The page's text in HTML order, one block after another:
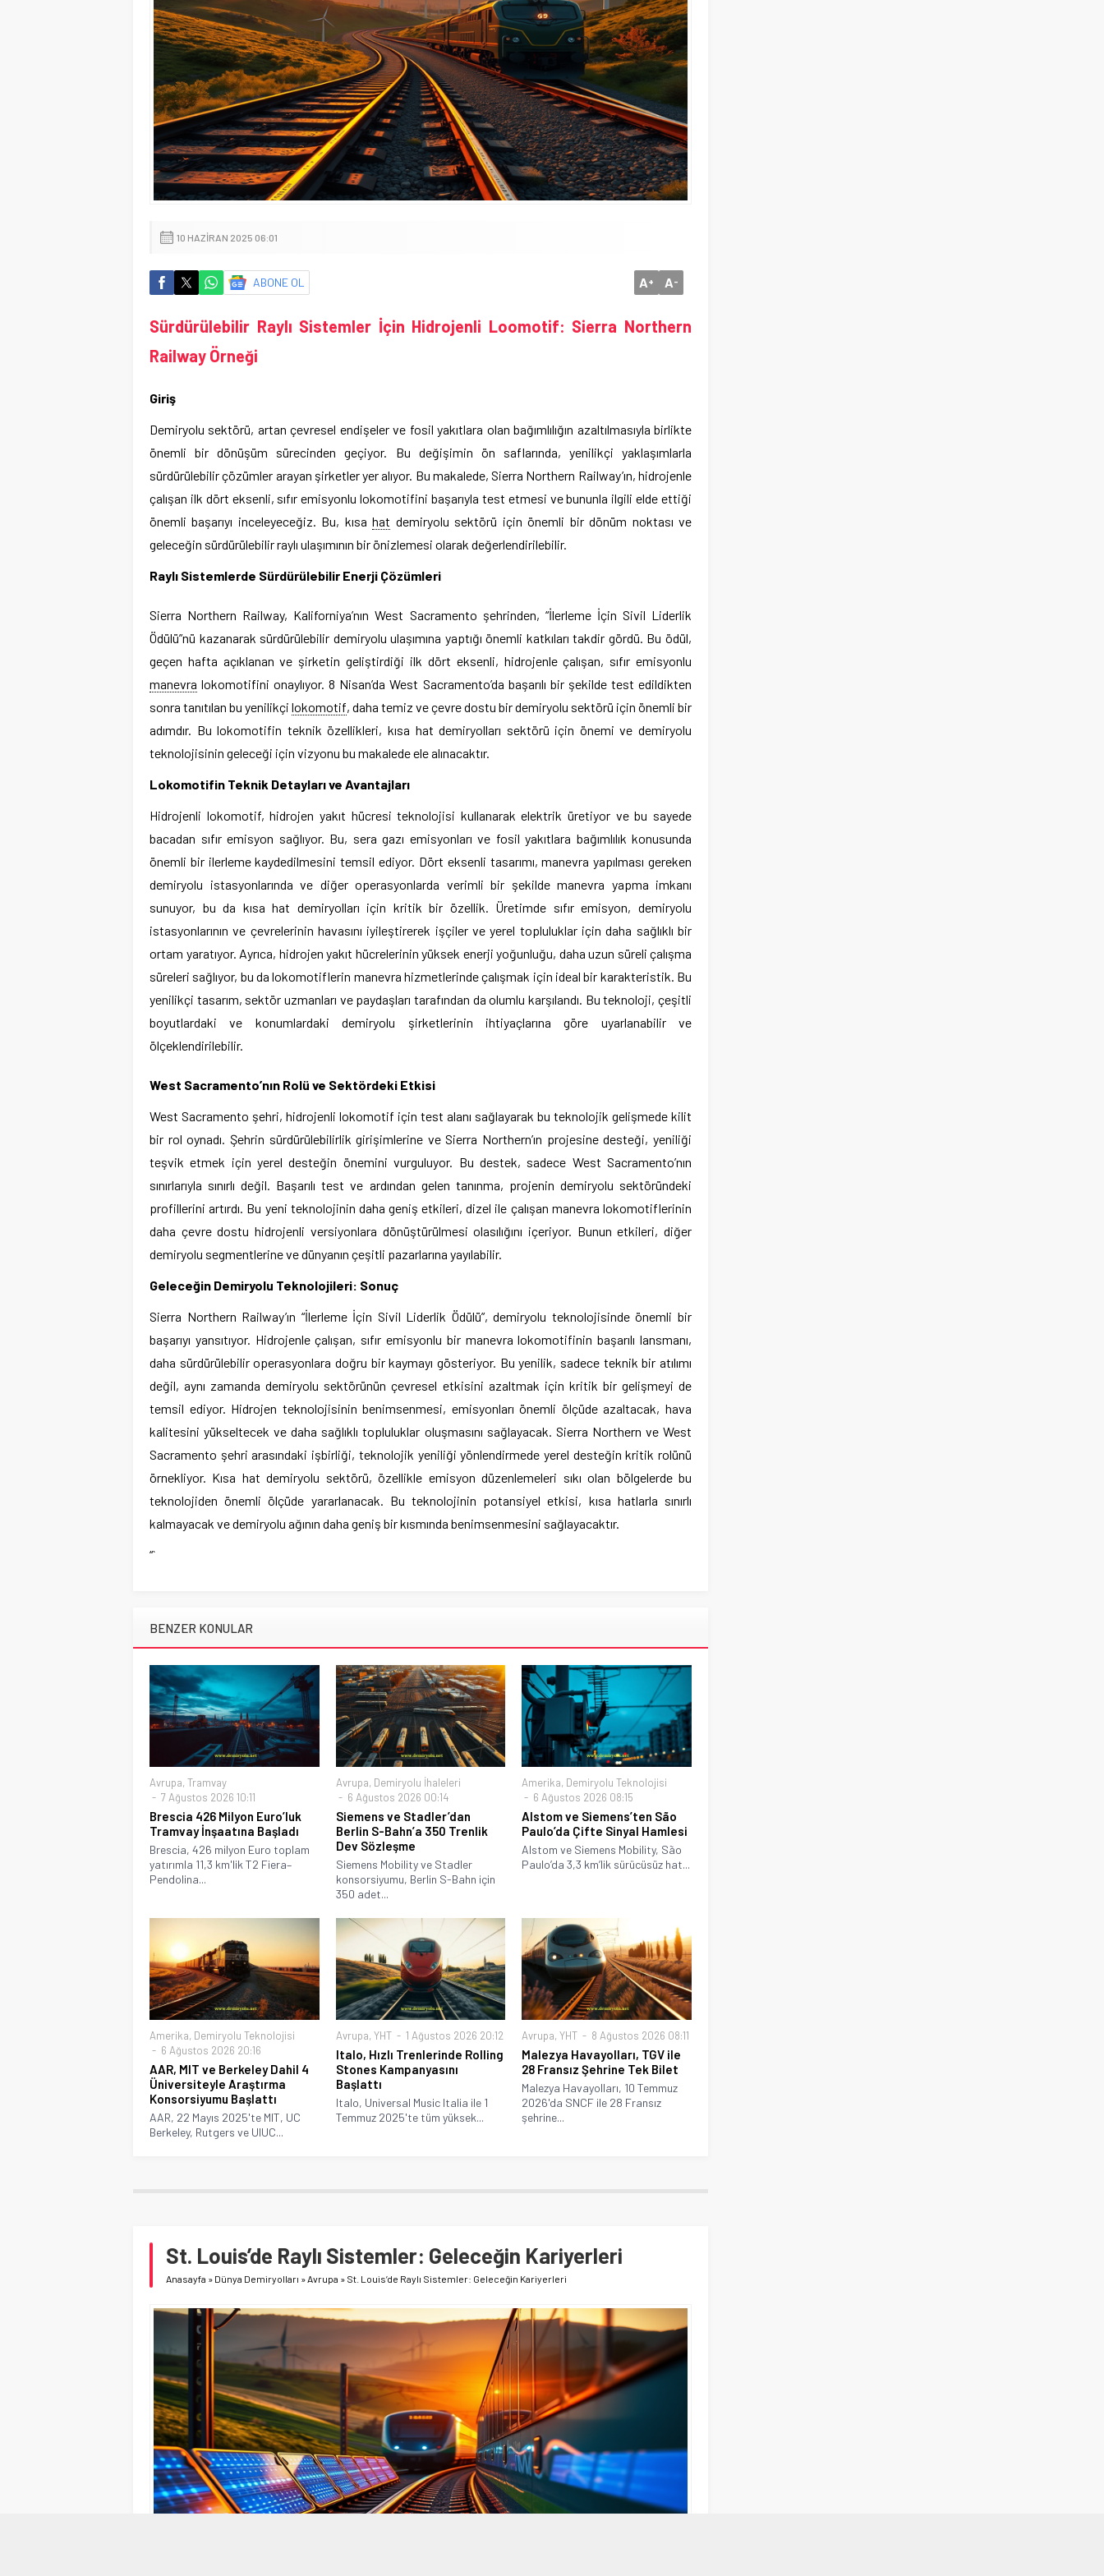
10 HAZIRAN 2025 06:01
ABONE OL A+ A-
Sürdürülebilir Raylı Sistemler İçin Hidrojenli Loomotif: Sierra Northern
Railway Örneği
Giriş
Demiryolu sektörü, artan çevresel endişeler ve fosil yakıtlara olan bağımlılığın azaltılmasıyla birlikte
önemli bir dönüşüm sürecinden geçiyor. Bu değişimin ön saflarında, yenilikçi yaklaşımlarla
sürdürülebilir çözümler arayan şirketler yer alıyor. Bu makalede, Sierra Northern Railway’ın, hidrojenle
çalışan ilk dört eksenli, sıfır emisyonlu lokomotifini başarıyla test etmesi ve bununla ilgili elde ettiği
önemli başarıyı inceleyeceğiz. Bu, kısahat demiryolu sektörü için önemli bir dönüm noktası ve
geleceğin sürdürülebilir raylı ulaşımının bir önizlemesi olarak değerlendirilebilir.
Raylı Sistemlerde Sürdürülebilir Enerji Çözümleri
Sierra Northern Railway, Kaliforniya’nın West Sacramento şehrinden, “İlerleme İçin Sivil Liderlik
Ödülü”nü kazanarak sürdürülebilir demiryolu ulaşımına yaptığı önemli katkıları takdir gördü. Bu ödül,
geçen hafta açıklanan ve şirketin geliştirdiği ilk dört eksenli, hidrojenle çalışan, sıfır emisyonlu
manevra lokomotifini onaylıyor. 8 Nisan’da West Sacramento’da başarılı bir şekilde test edildikten
sonra tanıtılan bu yenilikçi lokomotif, daha temiz ve çevre dostu bir demiryolu sektörü için önemli bir
adımdır. Bu lokomotifin teknik özellikleri, kısa hat demiryolları sektörü için önemi ve demiryolu
teknolojisinin geleceği için vizyonu bu makalede ele alınacaktır.
Lokomotifin Teknik Detayları ve Avantajları
Hidrojenli lokomotif, hidrojen yakıt hücresi teknolojisi kullanarak elektrik üretiyor ve bu sayede
bacadan sıfır emisyon sağlıyor. Bu, sera gazı emisyonları ve fosil yakıtlara bağımlılık konusunda
önemli bir ilerleme kaydedilmesini temsil ediyor. Dört eksenli tasarımı, manevra yapılması gereken
demiryolu istasyonlarında ve diğer operasyonlarda verimli bir şekilde manevra yapma imkanı
sunuyor, bu da kısa hat demiryolları için kritik bir özellik. Üretimde sıfır emisyon, demiryolu
istasyonlarının ve çevrelerinin havasını iyileştirerek işçiler ve yerel topluluklar için daha sağlıklı bir
ortam yaratıyor. Ayrıca, hidrojen yakıt hücrelerinin yüksek enerji yoğunluğu, daha uzun süreli çalışma
süreleri sağlıyor, bu da lokomotiflerin manevra hizmetlerinde çalışmak için ideal bir karakteristik. Bu
yenilikçi tasarım, sektör uzmanları ve paydaşları tarafından da olumlu karşılandı. Bu teknoloji, çeşitli
boyutlardaki ve konumlardaki demiryolu şirketlerinin ihtiyaçlarına göre uyarlanabilir ve
ölçeklendirilebilir.
West Sacramento’nın Rolü ve Sektördeki Etkisi
West Sacramento şehri, hidrojenli lokomotif için test alanı sağlayarak bu teknolojik gelişmede kilit
bir rol oynadı. Şehrin sürdürülebilirlik girişimlerine ve Sierra Northern’ın projesine desteği, yeniliği
teşvik etmek için yerel desteğin önemini vurguluyor. Bu destek, sadece West Sacramento’nın
sınırlarıyla sınırlı değil. Başarılı test ve ardından gelen tanınma, projenin demiryolu sektöründeki
profillerini artırdı. Bu yeni teknolojinin daha geniş etkileri, dizel ile çalışan manevra lokomotiflerinin
daha çevre dostu hidrojenli versiyonlara dönüştürülmesi olasılığını içeriyor. Bunun etkileri, diğer
demiryolu segmentlerine ve dünyanın çeşitli pazarlarına yayılabilir.
Geleceğin Demiryolu Teknolojileri: Sonuç
Sierra Northern Railway’ın “İlerleme İçin Sivil Liderlik Ödülü”, demiryolu teknolojisinde önemli bir
başarıyı yansıtıyor. Hidrojenle çalışan, sıfır emisyonlu bir manevra lokomotifinin başarılı lansmanı,
daha sürdürülebilir operasyonlara doğru bir kaymayı gösteriyor. Bu yenilik, sadece teknik bir atılımı
değil, aynı zamanda demiryolu sektörünün çevresel etkisini azaltmak için kritik bir gelişmeyi de
temsil ediyor. Hidrojen teknolojisinin benimsenmesi, emisyonları önemli ölçüde azaltacak, hava
kalitesini yükseltecek ve daha sağlıklı topluluklar oluşmasını sağlayacak. Sierra Northern ve West
Sacramento şehri arasındaki işbirliği, teknolojik yeniliği yönlendirmede yerel desteğin kritik rolünü
örnekliyor. Kısa hat demiryolu sektörü, özellikle emisyon düzenlemeleri sıkı olan bölgelerde bu
teknolojiden önemli ölçüde yararlanacak. Bu teknolojinin potansiyel etkisi, kısa hatlarla sınırlı
kalmayacak ve demiryolu ağının daha geniş bir kısmında benimsenmesini sağlayacaktır.
“`
BENZER KONULAR
Avrupa, Tramvay
7 Ağustos 2026 10:11
Brescia 426 Milyon Euro’luk
Tramvay İnşaatına Başladı
Brescia, 426 milyon Euro toplam
yatırımla 11,3 km'lik T2 Fiera–
Pendolina...
Avrupa, Demiryolu İhaleleri
6 Ağustos 2026 00:14
Siemens ve Stadler’dan
Berlin S-Bahn’a 350 Trenlik
Dev Sözleşme
Siemens Mobility ve Stadler
konsorsiyumu, Berlin S-Bahn için
350 adet...
Amerika, Demiryolu Teknolojisi
6 Ağustos 2026 08:15
Alstom ve Siemens’ten São
Paulo’da Çifte Sinyal Hamlesi
Alstom ve Siemens Mobility, São
Paulo’da 3,3 km’lik sürücüsüz hat...
Amerika, Demiryolu Teknolojisi
6 Ağustos 2026 20:16
AAR, MIT ve Berkeley Dahil 4
Üniversiteyle Araştırma
Konsorsiyumu Başlattı
AAR, 22 Mayıs 2025'te MIT, UC
Berkeley, Rutgers ve UIUC...
Avrupa, YHT 1 Ağustos 2026 20:12
Italo, Hızlı Trenlerinde Rolling
Stones Kampanyasını
Başlattı
Italo, Universal Music Italia ile 1
Temmuz 2025'te tüm yüksek...
Avrupa,YHT 8 Ağustos 2026 08:11
Malezya Havayolları, TGV ile
28 Fransız Şehrine Tek Bilet
Malezya Havayolları, 10 Temmuz
2026'da SNCF ile 28 Fransız
şehrine...
St. Louis’de Raylı Sistemler: Geleceğin Kariyerleri
Anasayfa » Dünya Demiryolları »Avrupa » St. Louis’de Raylı Sistemler: Geleceğin Kariyerleri